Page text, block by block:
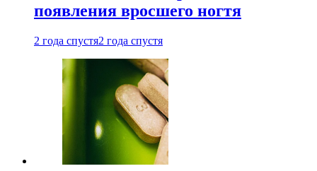
появления вросшего ногтя
2 года спустя2 года спустя